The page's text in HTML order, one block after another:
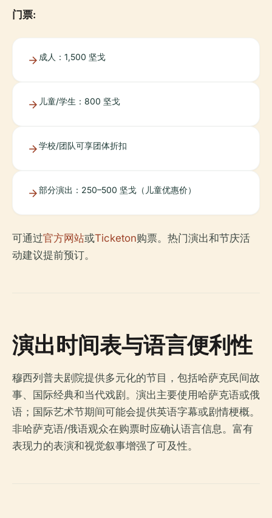
门票:
成人：1,500 坚戈
儿童/学生：800 坚戈
学校/团队可享团体折扣
部分演出：250–500 坚戈（儿童优惠价）
可通过官方网站或Ticketon购票。热门演出和节庆活
动建议提前预订。
演出时间表与语言便利性
穆西列普夫剧院提供多元化的节目，包括哈萨克民间故
事、国际经典和当代戏剧。演出主要使用哈萨克语或俄
语；国际艺术节期间可能会提供英语字幕或剧情梗概。
非哈萨克语/俄语观众在购票时应确认语言信息。富有
表现力的表演和视觉叙事增强了可及性。